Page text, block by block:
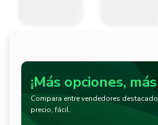
¡Más opciones,
Compara entre vendedores
precio, fácil.